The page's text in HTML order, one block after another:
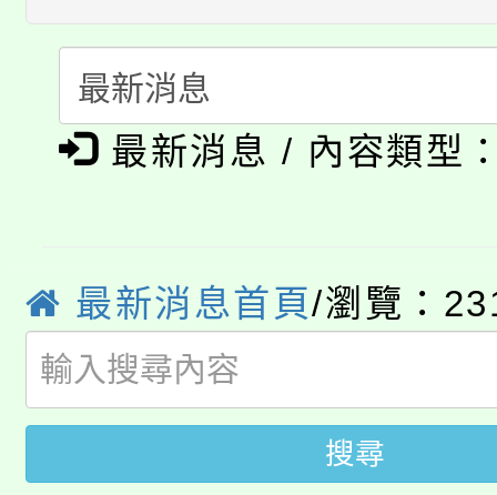
代理(課)教師甄選結果(
公告本校115學年度第
代理(課)教師甄選結果(
轉知中國文化大學推廣
《TA101》溝通分析基
系所師生報名參加。
淨零綠生活教案入校路
學籍身 分審查程序及
版
淨零綠領人才培育課程
公告本校115學年度第
代理(課)教師甄選結果(
「2026金融保險知識
車」活動
桃園市115學年度學生
最新消息 / 內容類型
最新消息首頁/瀏覽：
搜尋